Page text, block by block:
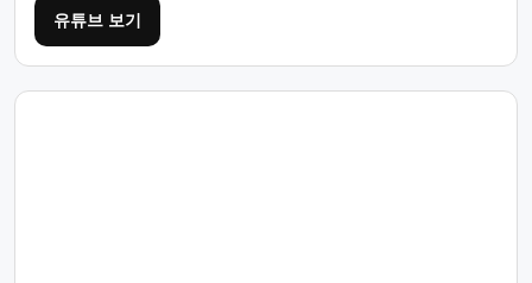
유튜브 보기